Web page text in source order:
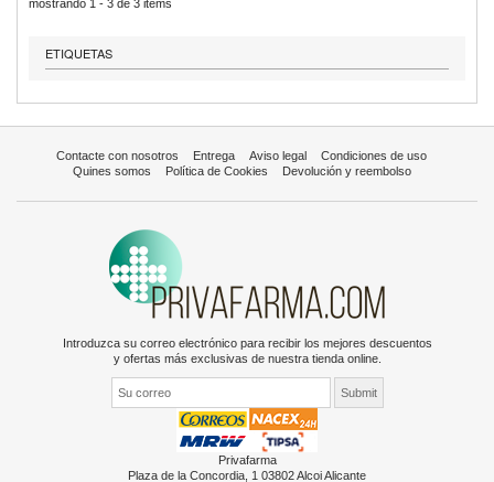
mostrando 1 - 3 de 3 items
ETIQUETAS
Contacte con nosotros Entrega Aviso legal
Condiciones de uso
Quines somos
Política de Cookies Devolución y reembolso
Introduzca su correo electrónico para recibir los mejores descuentos
y ofertas más exclusivas de nuestra tienda online.
Privafarma
Plaza de la Concordia, 1 03802 Alcoi Alicante